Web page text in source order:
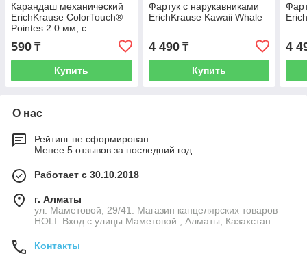
Карандаш механический
ErichKrause ColorTouch®
Pointes 2.0 мм, с
точилкой, НВ (в тубусе по
24 шт.)
590 ₸
Купить
Фартук с нарукавниками
ErichKrause Kawaii Whale
4 490₸
Купить
4
О нас
Рейтинг не сформирован
Менее 5 отзывов за последний год
Работает с 30.10.2018
г. Алматы
ул. Маметовой, 29/41. Магазин канцелярских товаров
HOLI. Вход с улицы Маметовой., Алматы, Казахстан
Контакты